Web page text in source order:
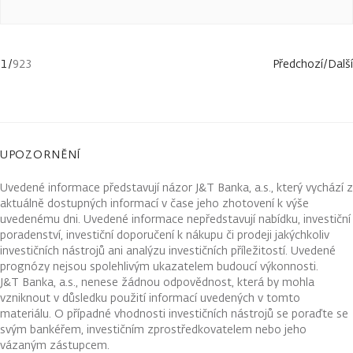
1/923 Předchozí/Další
UPOZORNĚNÍ
Uvedené informace představují názor J&T Banka, a.s., který vychází z
aktuálně dostupných informací v čase jeho zhotovení k výše
uvedenému dni. Uvedené informace nepředstavují nabídku, investiční
poradenství, investiční doporučení k nákupu či prodeji jakýchkoliv
investičních nástrojů ani analýzu investičních příležitostí. Uvedené
prognózy nejsou spolehlivým ukazatelem budoucí výkonnosti.
J&T Banka, a.s., nenese žádnou odpovědnost, která by mohla
vzniknout v důsledku použití informací uvedených v tomto
materiálu. O případné vhodnosti investičních nástrojů se poraďte se
svým bankéřem, investičním zprostředkovatelem nebo jeho
vázaným zástupcem.